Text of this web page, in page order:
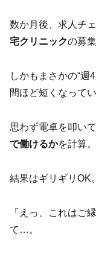
数か月後、求人チ
宅クリニックの募集
しかもまさかの“週
間ほど短くなってい
思わず電卓を叩い
で働けるかを計算。
結果はギリギリOK。
「えっ、これはご
て…。